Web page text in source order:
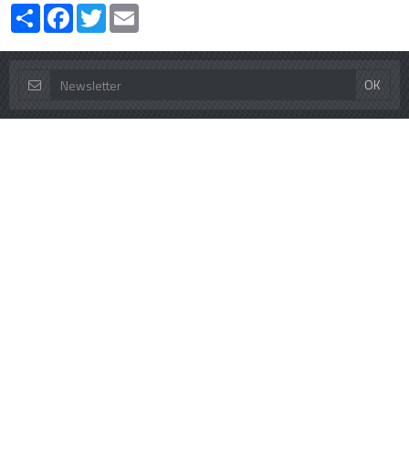
PartagerFacebook
Twitter